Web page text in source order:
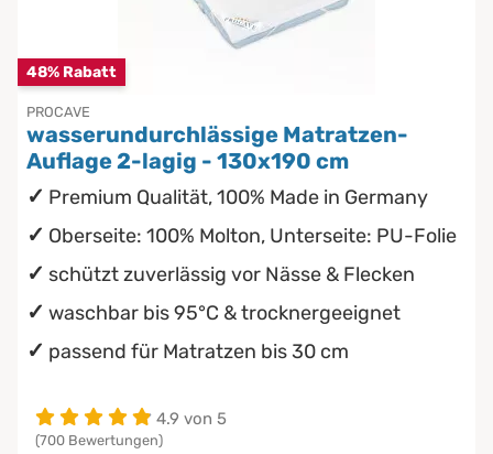
48% Rabatt
PROCAVE
wasserundurchlässige Matratzen-
Auflage 2-lagig - 130x190 cm
Premium Qualität, 100% Made in Germany
Oberseite: 100% Molton, Unterseite: PU-Folie
schützt zuverlässig vor Nässe & Flecken
waschbar bis 95°C & trocknergeeignet
passend für Matratzen bis 30 cm
4.9 von 5
(700 Bewertungen)
Babymatratzen
Antidekubitusmatratzen
Pflegematratzen
Matratzen nach Maß
Die beste Schlafposition finden
Die besten Sommerbettdecken
Die richtige Matratze kaufen